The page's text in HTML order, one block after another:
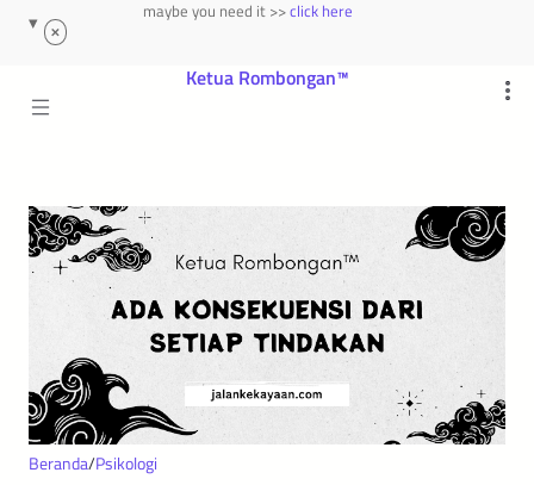
maybe you need it >>click here
Beranda Psikologi